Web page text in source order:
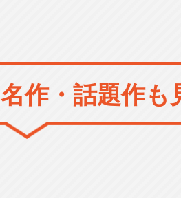
名作・話題作も